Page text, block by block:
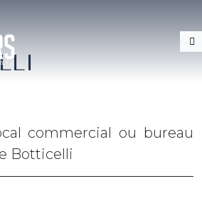
commercial ou bureau
Botticelli